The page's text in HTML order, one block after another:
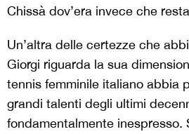
Chissà dov’era invece che
Un’altra delle certezze che
Giorgi riguarda la sua
tennis femminile italiano abbia
grandi talenti degli ultimi
fondamentalmente inespresso.